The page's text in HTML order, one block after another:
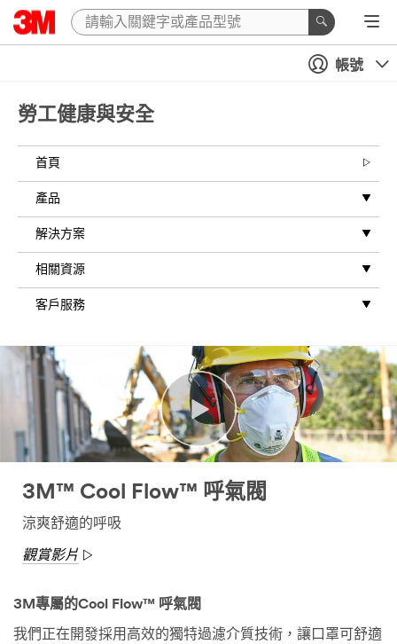
帳號
勞工健康與安全
首頁
產品
解決方案
相關資源
客戶服務
3M™ Cool Flow™ 呼氣閥
涼爽舒適的呼吸
觀賞影片
3M專屬的Cool Flow™ 呼氣閥
我們正在開發採用高效的獨特過濾介質技術，讓口罩可舒適